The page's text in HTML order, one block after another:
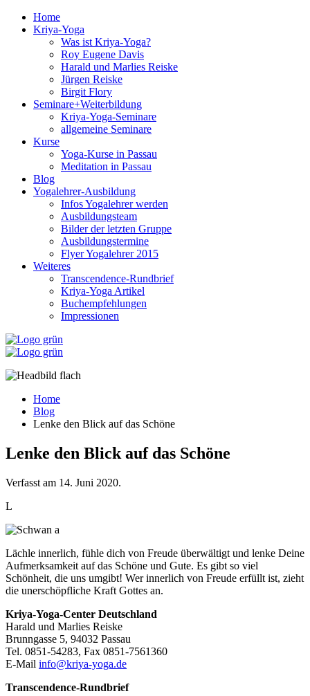
Home
Kriya-Yoga
Was ist Kriya-Yoga?
Roy Eugene Davis
Harald und Marlies Reiske
Jürgen Reiske
Birgit Flory
Seminare+Weiterbildung
Kriya-Yoga-Seminare
allgemeine Seminare
Kurse
Yoga-Kurse in Passau
Meditation in Passau
Blog
Yogalehrer-Ausbildung
Infos Yogalehrer werden
Ausbildungsteam
Bilder der letzten Gruppe
Ausbildungstermine
Flyer Yogalehrer 2015
Weiteres
Transcendence-Rundbrief
Kriya-Yoga Artikel
Buchempfehlungen
Impressionen
Home
Blog
Lenke den Blick auf das Schöne
Lenke den Blick auf das Schöne
Verfasst am 14. Juni 2020.
L
Lächle innerlich, fühle dich von Freude überwältigt und lenke Deine
Aufmerksamkeit auf das Schöne und Gute. Es gibt so viel
Schönheit, die uns umgibt! Wer innerlich von Freude erfüllt ist, zieht
die unerschöpfliche Kraft Gottes an.
Kriya-Yoga-Center Deutschland
Harald und Marlies Reiske
Brunngasse 5, 94032 Passau
Tel. 0851-54283, Fax 0851-7561360
E-Mail info@kriya-yoga.de
Transcendence-Rundbrief